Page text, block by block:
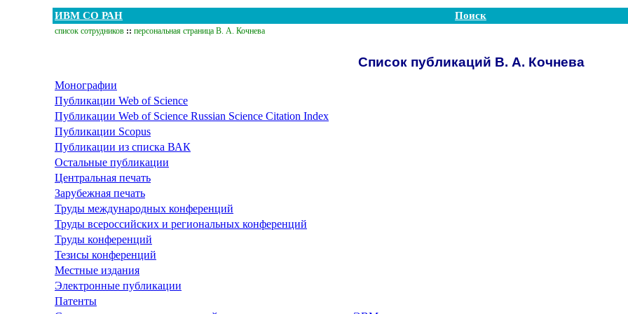
ИВМ СО РАН Поиск
список сотрудников :: персональная страница В. А. Кочнева
Список публикаций В. А. Кочнева
Монографии
Публикации Web of Science
Публикации Web of Science Russian Science Citation Index
Публикации Scopus
Публикации из списка ВАК
Остальные публикации
Центральная печать
Зарубежная печать
Труды международных конференций
Труды всероссийских и региональных конференций
Труды конференций
Тезисы конференций
Местные издания
Электронные публикации
Патенты